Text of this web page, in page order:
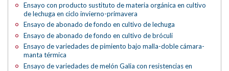
Ensayo con producto sustituto de materia orgánica en cultivo
de lechuga en ciclo invierno-primavera
Ensayo de abonado de fondo en cultivo de lechuga
Ensayo de abonado de fondo en cultivo de bróculi
Ensayo de variedades de pimiento bajo malla-doble cámara-
manta térmica
Ensayo de variedades de melón Galia con resistencias en